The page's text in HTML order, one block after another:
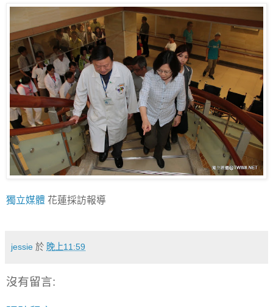
獨立媒體 花蓮採訪報導
jessie 於 晚上11:59
沒有留言: